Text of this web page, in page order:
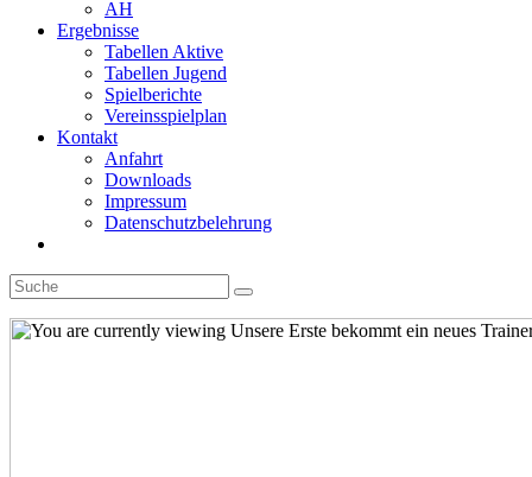
AH
Ergebnisse
Tabellen Aktive
Tabellen Jugend
Spielberichte
Vereinsspielplan
Kontakt
Anfahrt
Downloads
Impressum
Datenschutzbelehrung
search